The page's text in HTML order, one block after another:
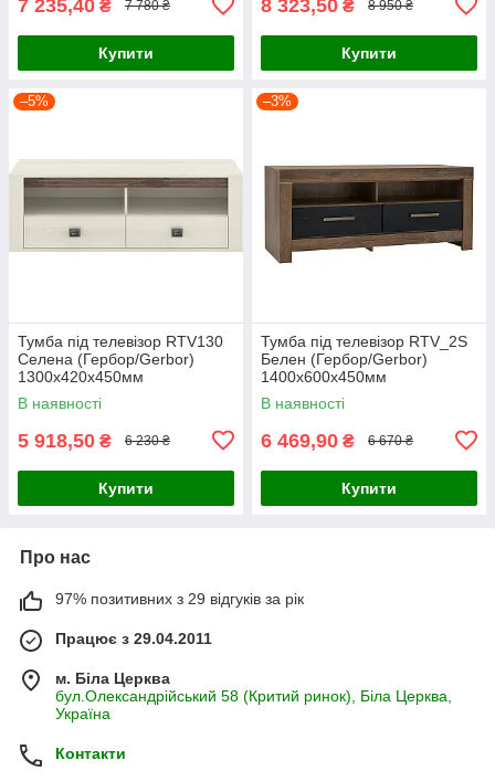
7 235,40 ₴ 7 780 ₴
Купити
8 323,50 ₴ 8 950 ₴
Купити
–5%
Тумба під телевізор RTV130
Селена (Гербор/Gerbor)
1300х420х450мм
В наявності
5 918,50 ₴ 6 230 ₴
Купити
–3%
Тумба під телевізор RTV_2S
Белен (Гербор/Gerbor)
1400х600х450мм
В наявності
6 469,90 ₴ 6 670 ₴
Купити
Про нас
97% позитивних з 29 відгуків за рік
Працює з 29.04.2011
м. Біла Церква
бул.Олександрійський 58 (Критий ринок), Біла Церква,
Україна
Контакти